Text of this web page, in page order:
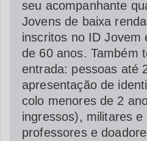
seu acompanhante
Jovens de baixa
inscritos no ID Jovem
de 60 anos. Também
entrada: pessoas até
apresentação de
colo menores de 2
ingressos), militares e
professores e